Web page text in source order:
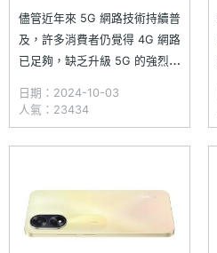
(2024.10)
儘管近年來 5G 網路技術持續普
及，許多消費者仍覺得 4G 網路
已足夠，缺乏升級 5G 的強烈動
4G 手機。像是台灣市場上的
OPPO A38 等機型，因為價格
親民，成為 2024 年第二季全
10 名之一。隨著 OPPO A38 在
台灣上市
日期：2024-10-03
人氣：23434